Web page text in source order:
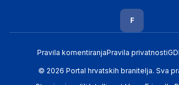
F
Pravila komentiranjaPravila privatnosti
© 2026 Portal hrvatskih branitelja. Sva